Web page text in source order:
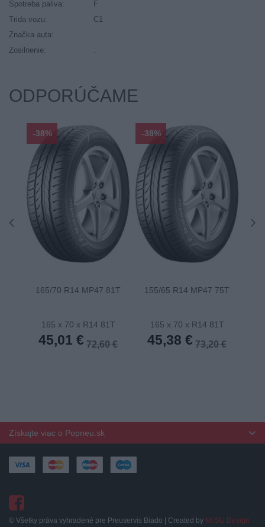
Spotreba paliva:
F
Trida vozu:
C1
Značka auta:
Zosilnenie:
ODPORÚČAME
-38%
165/70 R14 MP47 81T
165 x 70 x R14 81T
45,01 € 72,60 €
-38%
155/65 R14 MP47 75T
165 x 70 x R14 81T
45,38 € 73,20 €
Získajte viac o Popneu.sk
© Všetky práva vyhradené pre Preuservis Biado | Created by MI:SU Design